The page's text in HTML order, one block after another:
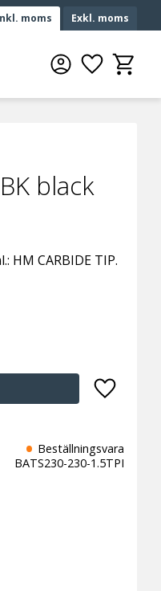
moms Exkl. moms
Favoriter
black
HM CARBIDE TIP.
Lägg till
Beställningsvara
BATS230-230-1.5TPI